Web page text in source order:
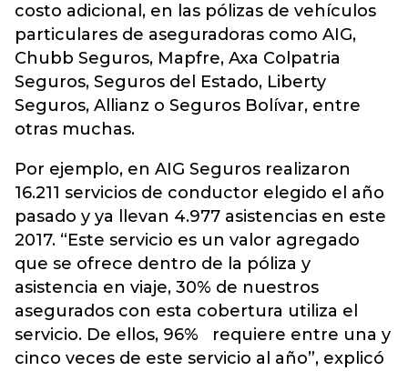
costo adicional, en las pólizas de vehículos
particulares de aseguradoras como AIG,
Chubb Seguros, Mapfre, Axa Colpatria
Seguros, Seguros del Estado, Liberty
Seguros, Allianz o Seguros Bolívar, entre
otras muchas.
Por ejemplo, en AIG Seguros realizaron
16.211 servicios de conductor elegido el año
pasado y ya llevan 4.977 asistencias en este
2017. “Este servicio es un valor agregado
que se ofrece dentro de la póliza y
asistencia en viaje, 30% de nuestros
asegurados con esta cobertura utiliza el
servicio. De ellos, 96% requiere entre una y
cinco veces de este servicio al año”, explicó